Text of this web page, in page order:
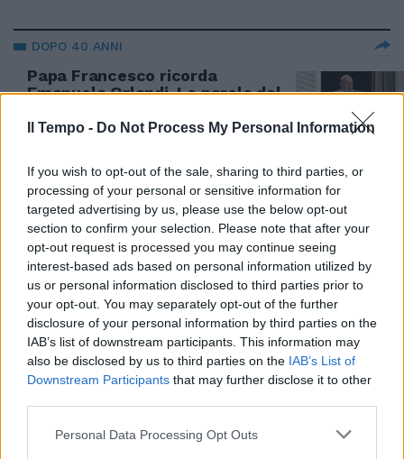
Il Tempo - Do Not Process My Personal Information
If you wish to opt-out of the sale, sharing to third parties, or
processing of your personal or sensitive information for
targeted advertising by us, please use the below opt-out
section to confirm your selection. Please note that after your
opt-out request is processed you may continue seeing
interest-based ads based on personal information utilized by
us or personal information disclosed to third parties prior to
your opt-out. You may separately opt-out of the further
disclosure of your personal information by third parties on the
IAB’s list of downstream participants. This information may
also be disclosed by us to third parties on the IAB’s List of
Downstream Participants that may further disclose it to other
Personal Data Processing Opt Outs
DOPO 40 ANNI
Papa Francesco ricorda
Emanuela Orlandi. Le parole del
25/06/2023
TROVATI IN VATICANO
Caso Orlandi, speranze dal
nuovo filone: documenti inviati a
Piazzale Clodio
23/06/2023
SCOOP AL TG1
Nuove carte in Vaticano:
terremoto sul caso Orlandi a 40